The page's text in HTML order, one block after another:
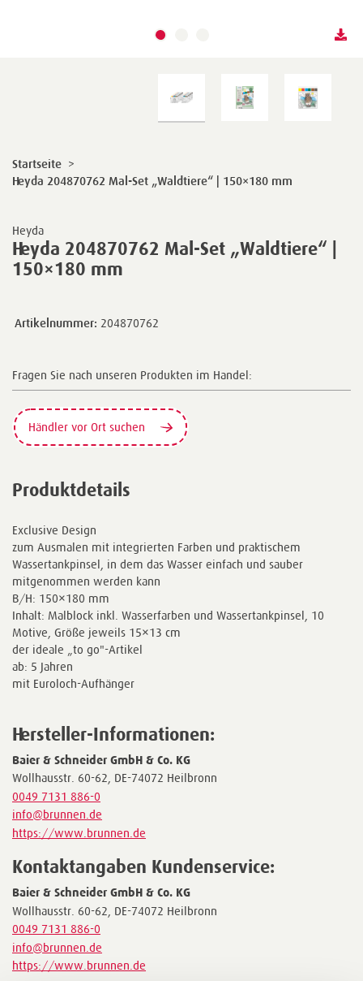
Heyda
Heyda 204870762 Mal-Set „Waldtiere“ |
150×180 mm
Startseite >
Heyda 204870762 Mal-Set „Waldtiere“ | 150×180 mm
Artikelnummer: 204870762
Fragen Sie nach unseren Produkten im Handel:
Händler vor Ort suchen
Produktdetails
Exclusive Design
zum Ausmalen mit integrierten Farben und praktischem
Wassertankpinsel, in dem das Wasser einfach und sauber
mitgenommen werden kann
B/H: 150×180 mm
Inhalt: Malblock inkl. Wasserfarben und Wassertankpinsel, 10
Motive, Größe jeweils 15×13 cm
der ideale „to go"-Artikel
ab: 5 Jahren
mit Euroloch-Aufhänger
Hersteller-Informationen:
Baier & Schneider GmbH & Co. KG
Wollhausstr. 60-62, DE-74072 Heilbronn
0049 7131 886-0
info@brunnen.de
https://www.brunnen.de
Kontaktangaben Kundenservice:
Baier & Schneider GmbH & Co. KG
Wollhausstr. 60-62, DE-74072 Heilbronn
0049 7131 886-0
info@brunnen.de
https://www.brunnen.de